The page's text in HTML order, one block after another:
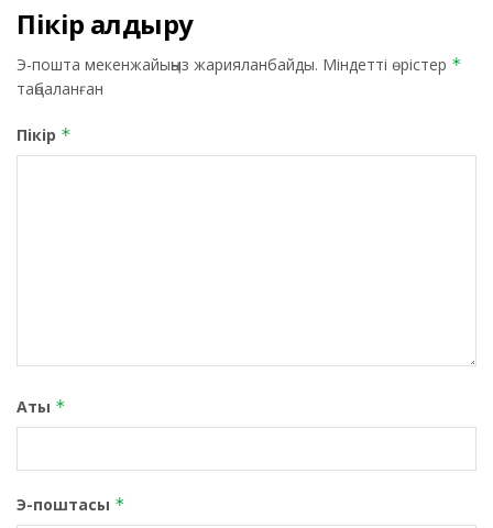
Пікір қалдыру
Э-пошта мекенжайыңыз жарияланбайды. Міндетті өрістер *
таңбаланған
Пікір *
Аты *
Э-поштасы *